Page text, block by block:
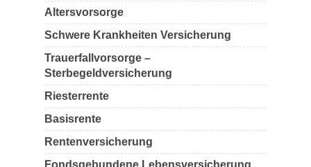
Altersvorsorge
Schwere Krankheiten Versicherung
Trauerfallvorsorge –
Sterbegeldversicherung
Riesterrente
Basisrente
Rentenversicherung
Fondsgebundene Lebensversicherung